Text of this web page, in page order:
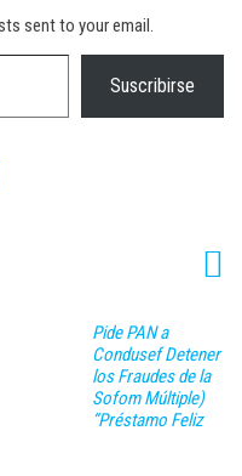
sent to your email.
Suscribirse
Pide PAN a
Condusef Detener
los Fraudes de la
Sofom Múltiple)
“Préstamo Feliz